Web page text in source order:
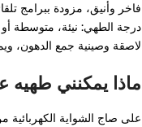
فاخر وأنيق، مزودة ببرامج
درجة الطهي: نيئة، متوسطة أو
لاصقة وصينية جمع الدهون،
ماذا يمكنني طهيه
على صاج الشواية